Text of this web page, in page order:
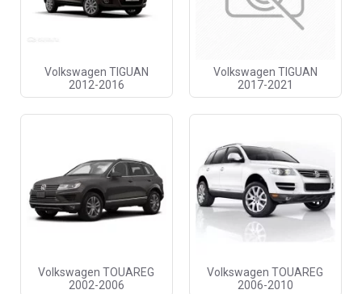
Volkswagen TIGUAN
2012-2016
Volkswagen TIGUAN
2017-2021
Volkswagen TOUAREG
2002-2006
Volkswagen TOUAREG
2006-2010